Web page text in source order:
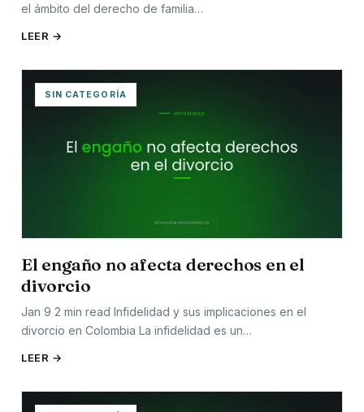
el ámbito del derecho de familia…
LEER →
SIN CATEGORÍA
El engaño no afecta derechos en el
divorcio
Jan 9 2 min read Infidelidad y sus implicaciones en el
divorcio en Colombia La infidelidad es un…
LEER →